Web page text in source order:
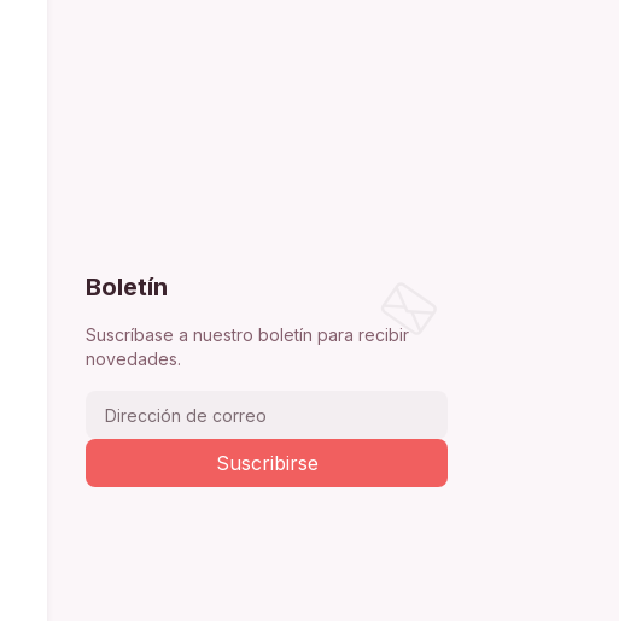
Boletín
Suscríbase a nuestro boletín para recibir
novedades.